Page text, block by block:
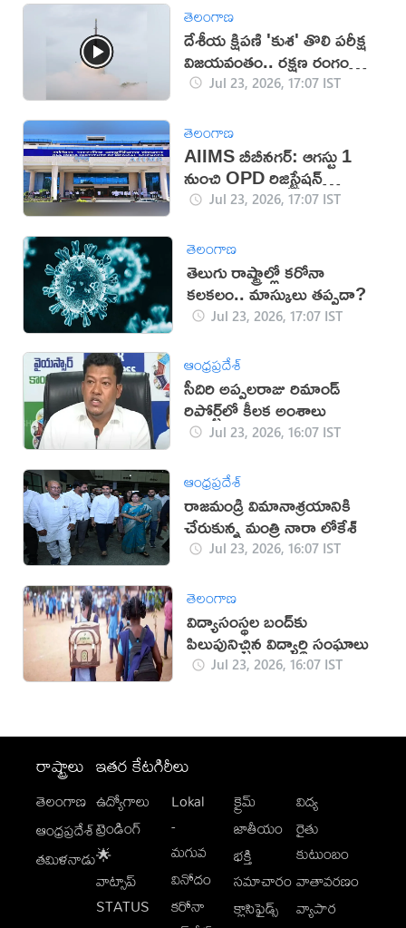
తెలంగాణ
దేశీయ క్షిపణి 'కుశ' తొలి పరీక్ష
విజయవంతం.. రక్షణ రంగంలో
కొత్త శకం
Jul 23, 2026, 17:07 IST
తెలంగాణ
AIIMS బీబీనగర్: ఆగస్టు 1
నుంచి OPD రిజిస్ట్రేషన్
సమయాల్లో మార్పు
Jul 23, 2026, 17:07 IST
తెలంగాణ
తెలుగు రాష్ట్రాల్లో కరోనా
కలకలం.. మాస్కులు తప్పదా?
Jul 23, 2026, 17:07 IST
ఆంధ్రప్రదేశ్
సీదిరి అప్పలరాజు రిమాండ్‌
రిపోర్ట్‌లో కీలక అంశాలు
Jul 23, 2026, 16:07 IST
ఆంధ్రప్రదేశ్
రాజమండ్రి విమానాశ్రయానికి
చేరుకున్న మంత్రి నారా లోకేశ్
Jul 23, 2026, 16:07 IST
తెలంగాణ
విద్యాసంస్థల బంద్‌కు
పిలుపునిచ్చిన విద్యార్థి సంఘాలు
Jul 23, 2026, 16:07 IST
రాష్ట్రాలు
తెలంగాణ
ఆంధ్రప్రదేశ్
తమిళనాడు
ఇతర కేటగిరీలు
ఉద్యోగాలు
ట్రెండింగ్
🌟
వాట్సాప్
STATUS
Lokal
-
మగువ
వినోదం
కరోనా
క్రైమ్
జాతీయం
భక్తి
సమాచారం
క్లాసిఫైడ్స్
విద్య
రైతు
కుటుంబం
వాతావరణం
వ్యాపార